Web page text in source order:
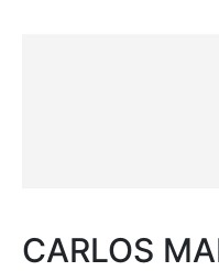
CARLOS